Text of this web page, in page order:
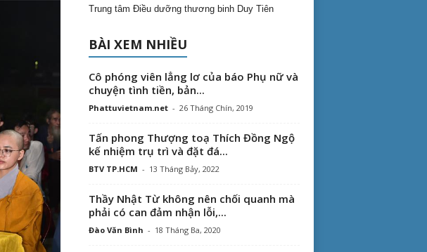
Trung tâm Điều dưỡng thương binh Duy Tiên
BÀI XEM NHIỀU
Cô phóng viên lẳng lơ của báo Phụ nữ và
chuyện tình tiền, bản...
Phattuvietnam.net - 26 Tháng Chín, 2019
Tấn phong Thượng toạ Thích Đồng Ngộ
kế nhiệm trụ trì và đặt đá...
BTV TP.HCM - 13 Tháng Bảy, 2022
Thầy Nhật Từ không nên chối quanh mà
phải có can đảm nhận lỗi,...
Đào Văn Bình - 18 Tháng Ba, 2020